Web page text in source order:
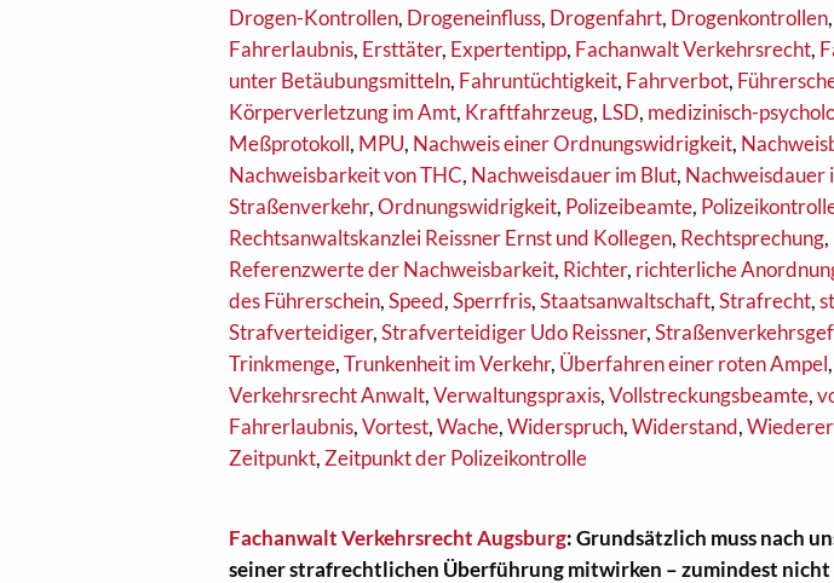
Drogen-Kontrollen, Drogeneinfluss, Drogenfahrt, Drogenkontrollen,
Fahrerlaubnis, Ersttäter, Expertentipp, Fachanwalt Verkehrsrecht,
unter Betäubungsmitteln, Fahruntüchtigkeit, Fahrverbot,
Körperverletzung im Amt, Kraftfahrzeug, LSD, medizinisch-
Meßprotokoll, MPU, Nachweis einer Ordnungswidrigkeit,
Nachweisbarkeit von THC, Nachweisdauer im Blut, Nachweisdauer
Straßenverkehr,Ordnungswidrigkeit, Polizeibeamte,
Rechtsanwaltskanzlei Reissner Ernst und Kollegen, Rechtsprechung,
Referenzwerte der Nachweisbarkeit, Richter, richterliche
des Führerschein,Speed,Sperrfris,Staatsanwaltschaft,Strafrecht,
Strafverteidiger,Strafverteidiger Udo Reissner,
Trinkmenge,Trunkenheit im Verkehr, Überfahren einer roten Ampel,
Verkehrsrecht Anwalt,Verwaltungspraxis,Vollstreckungsbeamte,
Fahrerlaubnis,Vortest,Wache,Widerspruch,Widerstand,
Zeitpunkt, Zeitpunkt der Polizeikontrolle
Fachanwalt Verkehrsrecht Augsburg: Grundsätzlich muss nach
seiner strafrechtlichen Überführung mitwirken – zumindest nicht